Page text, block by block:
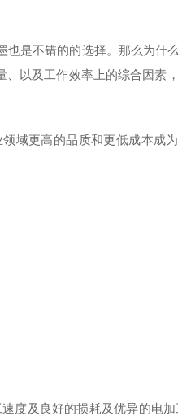
也是不错的的选择。那么为什
以及工作效率上的综合因素
域更高的品质和更低成本成
度及良好的损耗及优异的电